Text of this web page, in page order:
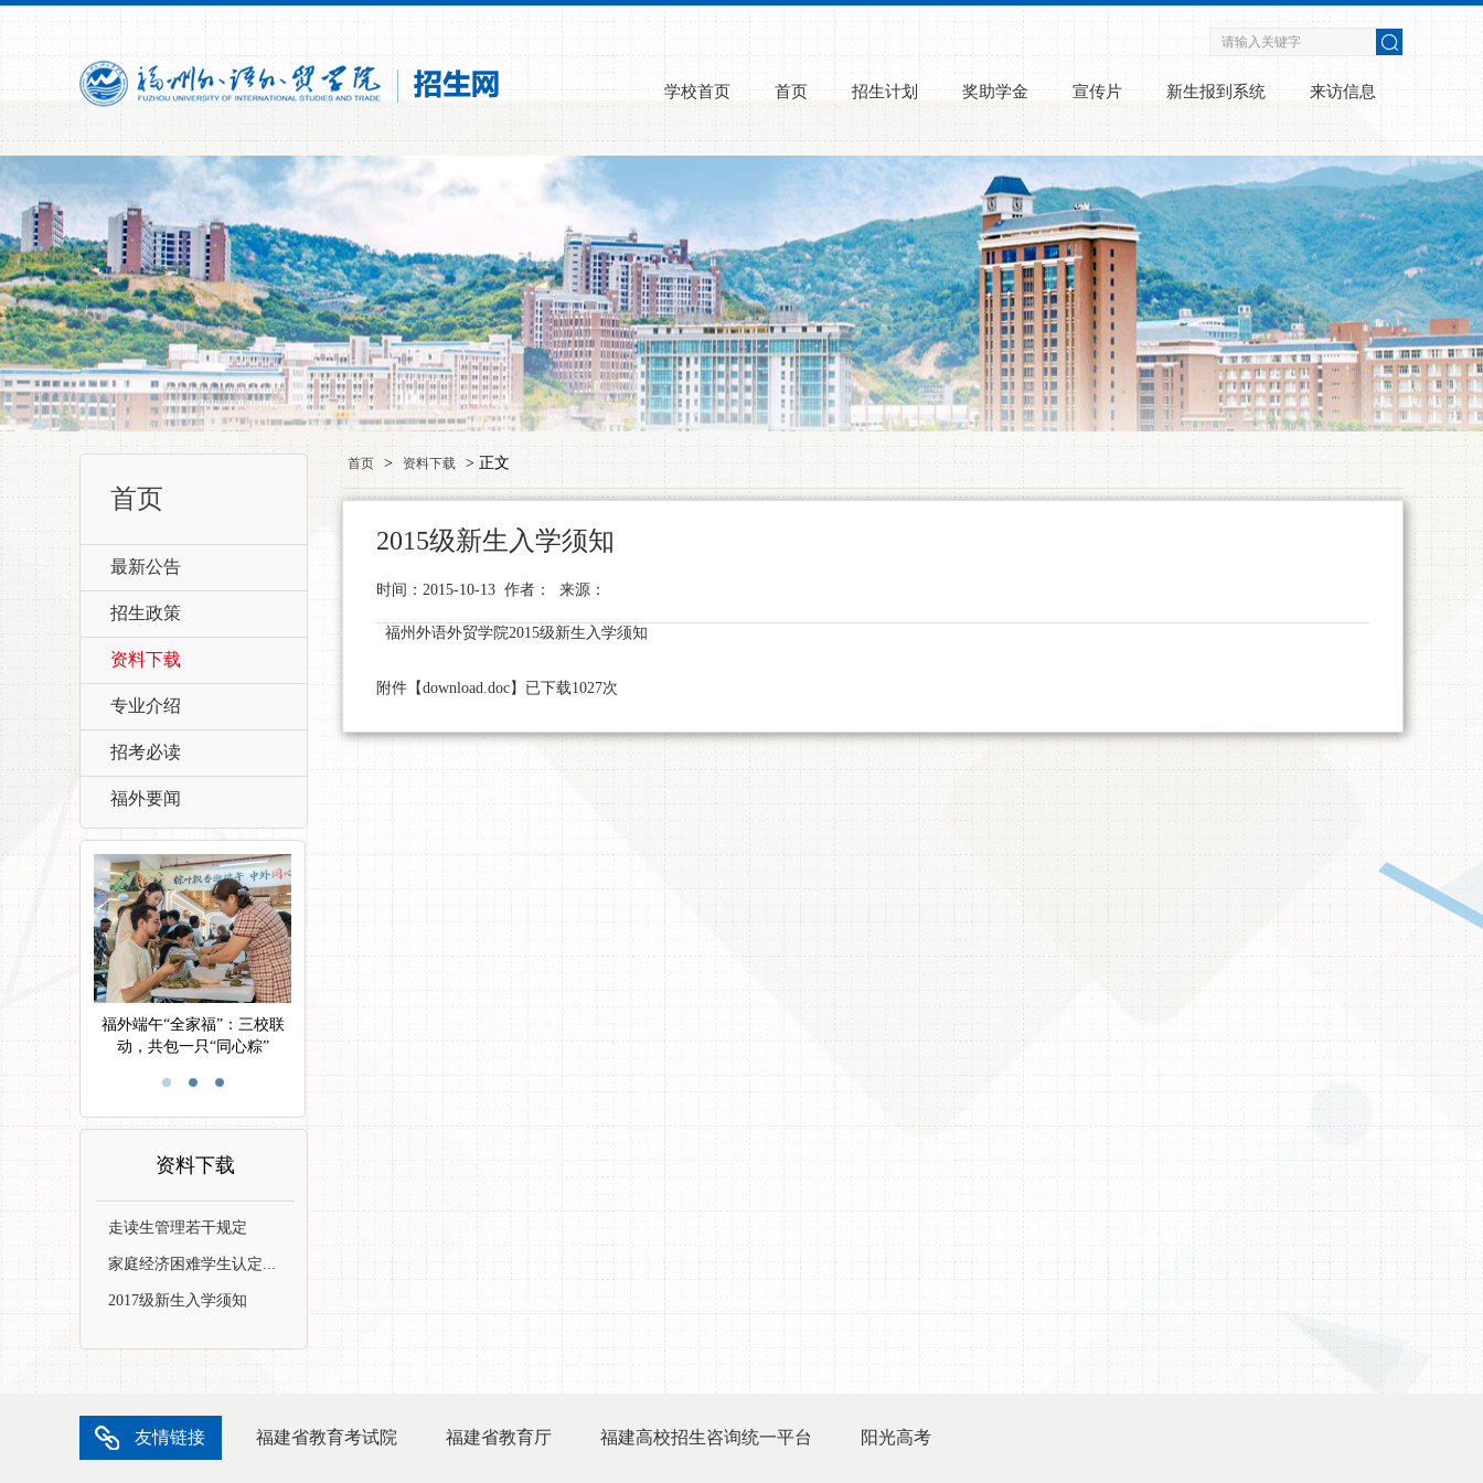
学校首页 首页 招生计划 奖助学金 宣传片 新生报到系统 来访信息
首页
最新公告
招生政策
资料下载
专业介绍
招考必读
福外要闻
福外端午“全家福”：三校联
动，共包一只“同心粽”
资料下载
走读生管理若干规定
家庭经济困难学生认定...
2017级新生入学须知
首页 > 资料下载 > 正文
2015级新生入学须知
时间：2015-10-13 作者： 来源：
福州外语外贸学院2015级新生入学须知
附件【download.doc】已下载1027次
友情链接 福建省教育考试院 福建省教育厅 福建高校招生咨询统一平台 阳光高考